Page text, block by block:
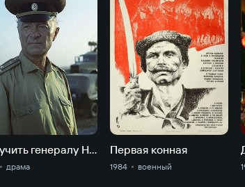
Поручить генералу Нестерову…
драма
Первая конная
1984 военный